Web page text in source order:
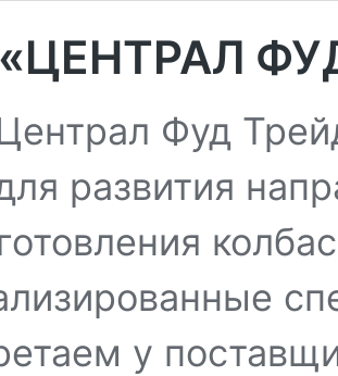
«ЦЕНТРАЛ
Фуд
развития
у